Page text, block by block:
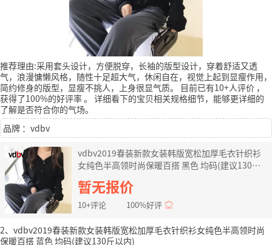
推荐理由:采用套头设计，方便脱穿，长袖的版型设计，穿着舒适又透
气，浪漫慵懒风格，随性十足超大气，休闲自在，视觉上起到显瘦作用，
简约修身的版型，显瘦不挑人，上身很显气质。
目前已有10+人评价 ，
获得了100%的好评率。 详细看下的宝贝相关规格细节，能够更详细的
了解是否符合你的气场。
品牌 ：vdbv
vdbv2019春装新款女装韩版宽松加厚毛衣针织衫
女纯色半高领时尚保暖百搭 黑色 均码(建议130斤
以内)
暂无报价
10+评论 100%好评
2、vdbv2019春装新款女装韩版宽松加厚毛衣针织衫女纯色半高领时尚
保暖百搭 蓝色 均码(建议130斤以内)